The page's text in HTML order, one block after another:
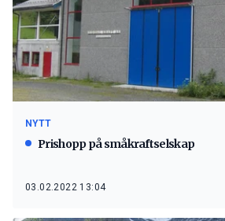
NYTT
Prishopp på småkraftselskap
03.02.2022 13:04